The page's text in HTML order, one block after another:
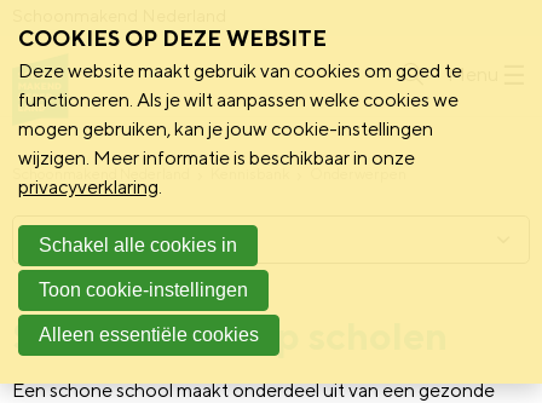
Menu
Schoonmakend Nederland
Schoonmaak op scholen
Een schone school maakt onderdeel uit van een gezonde
Menu
COOKIES OP DEZE WEBSITE
Deze website maakt gebruik van cookies om goed te
functioneren. Als je wilt aanpassen welke cookies we
mogen gebruiken, kan je jouw cookie-instellingen
wijzigen. Meer informatie is beschikbaar in onze
privacyverklaring.
Schakel alle cookies in
Toon cookie-instellingen
Alleen essentiële cookies